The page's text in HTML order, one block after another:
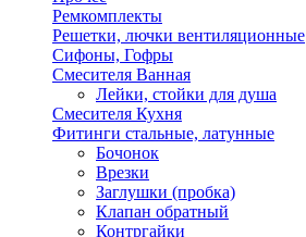
Ремкомплекты
Решетки, лючки вентиляционные
Сифоны, Гофры
Смесителя Ванная
Лейки, стойки для душа
Смесителя Кухня
Фитинги стальные, латунные
Бочонок
Врезки
Заглушки (пробка)
Клапан обратный
Контргайки